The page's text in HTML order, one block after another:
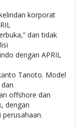
korporat
dan tidak
dengan APRIL
Tanoto. Model
offshore dan
dengan